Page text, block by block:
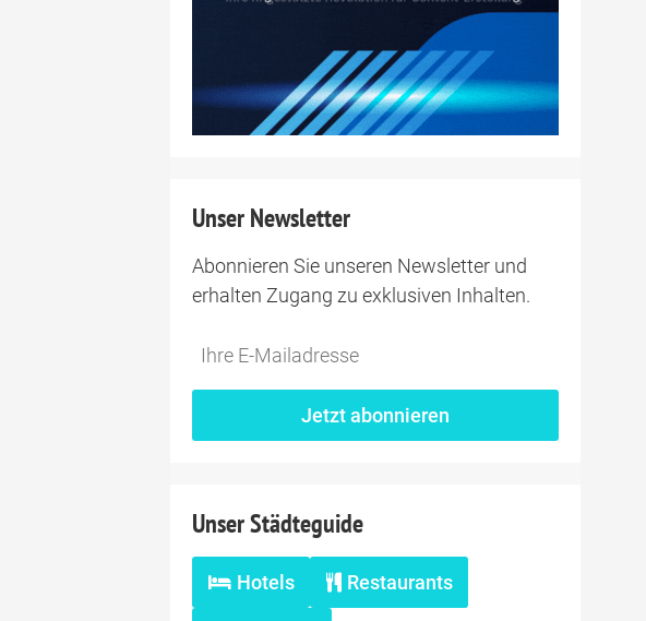
Unser Newsletter
Abonnieren Sie unseren Newsletter und
erhalten Zugang zu exklusiven Inhalten.
Jetzt abonnieren
Unser Städteguide
Hotels Restaurants